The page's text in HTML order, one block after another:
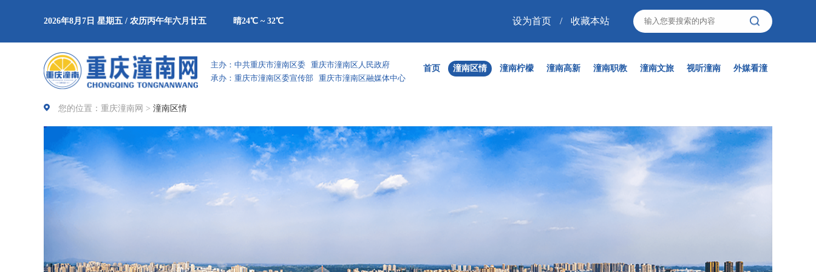
2026年8月7日 星期五 / 农历丙午年六月廿五 晴24℃ ~ 32℃ 设为首页 / 收藏本站
主办：中共重庆市潼南区委 重庆市潼南区人民政府
承办：重庆市潼南区委宣传部 重庆市潼南区融媒体中心
首页 潼南区情 潼南柠檬 潼南高新 潼南职教 潼南文旅 视听潼南 外媒看潼
您的位置：重庆潼南网 > 潼南区情